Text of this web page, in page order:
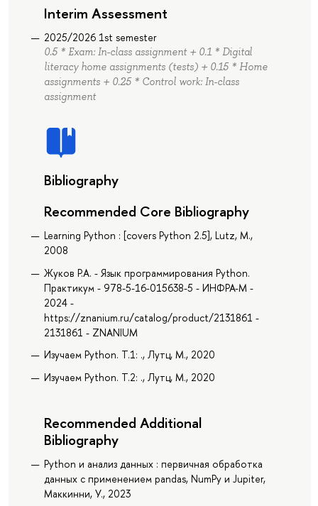
Interim Assessment
2025/2026 1st semester
0.5 * Exam: In-class assignment + 0.1 * Digital
literacy home assignments (tests) + 0.15 * Home
assignments + 0.25 * Control work: In-class
assignment
Bibliography
Recommended Core Bibliography
Learning Python : [covers Python 2.5], Lutz, M.,
2008
Жуков Р.А. - Язык программирования Python.
Практикум - 978-5-16-015638-5 - ИНФРА-М -
2024 -
https://znanium.ru/catalog/product/2131861 -
2131861 - ZNANIUM
Изучаем Python. Т.1: ., Лутц, М., 2020
Изучаем Python. Т.2: ., Лутц, М., 2020
Recommended Additional
Bibliography
Python и анализ данных : первичная обработка
данных с применением pandas, NumPy и Jupiter,
Маккинни, У., 2023